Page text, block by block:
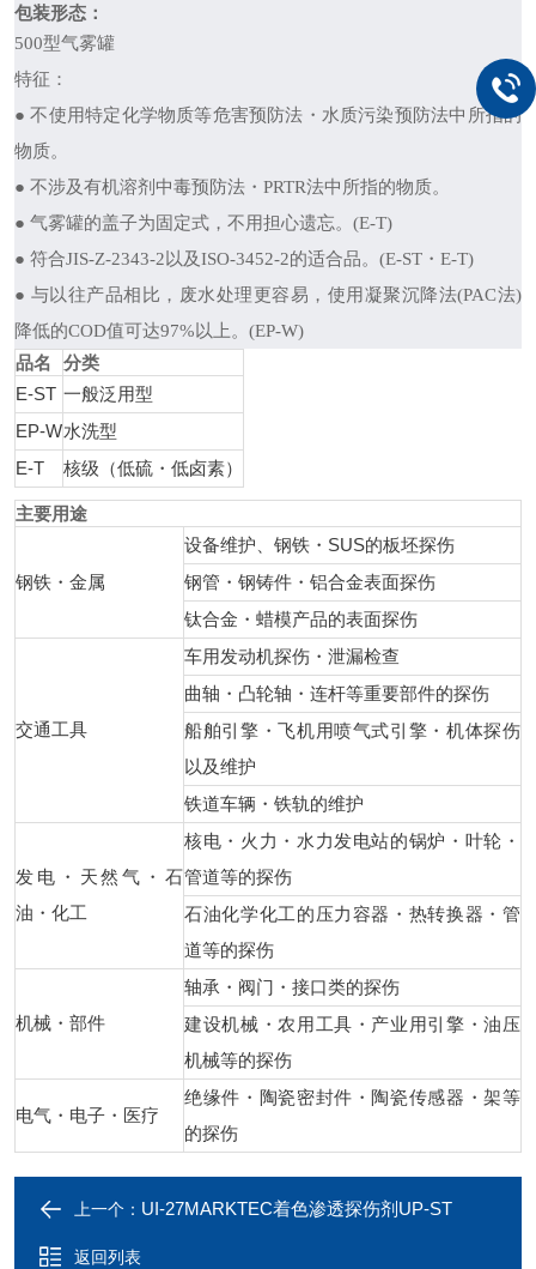
包装形态：
500型气雾罐
特征：
● 不使用特定化学物质等危害预防法・水质污染预防法中所指的
物质。
● 不涉及有机溶剂中毒预防法・PRTR法中所指的物质。
● 气雾罐的盖子为固定式，不用担心遗忘。(E-T)
● 符合JIS-Z-2343-2以及ISO-3452-2的适合品。(E-ST・E-T)
● 与以往产品相比，废水处理更容易，使用凝聚沉降法(PAC法)
降低的COD值可达97%以上。(EP-W)
品名
分类
E-ST 一般泛用型
EP-W水洗型
E-T
核级（低硫・低卤素）
主要用途
钢铁・金属
设备维护、钢铁・SUS的板坯探伤
钢管・钢铸件・铝合金表面探伤
钛合金・蜡模产品的表面探伤
交通工具
车用发动机探伤・泄漏检查
曲轴・凸轮轴・连杆等重要部件的探伤
船舶引擎・飞机用喷气式引擎・机体探伤
以及维护
铁道车辆・铁轨的维护
发电・天然气・石
油・化工
核电・火力・水力发电站的锅炉・叶轮・
管道等的探伤
石油化学化工的压力容器・热转换器・管
道等的探伤
机械・部件
轴承・阀门・接口类的探伤
建设机械・农用工具・产业用引擎・油压
机械等的探伤
电气・电子・医疗
绝缘件・陶瓷密封件・陶瓷传感器・架等
的探伤
上一个： UI-27MARKTEC着色渗透探伤剂UP-ST
返回列表